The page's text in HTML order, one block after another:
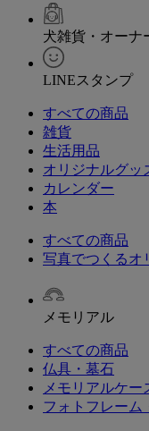
犬雑貨・オーナ
LINEスタンプ
すべての商品
雑貨
生活用品
オリジナルグッ
カレンダー
本
すべての商品
写真でつくるオ
メモリアル
すべての商品
仏具・墓石
メモリアルケー
フォトフレーム